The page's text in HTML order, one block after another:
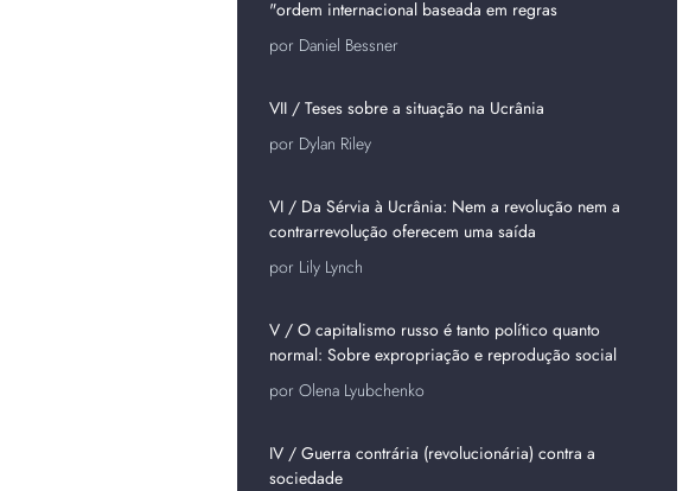
"ordem internacional baseada em regras
por Daniel Bessner
VII / Teses sobre a situação na Ucrânia
por Dylan Riley
VI / Da Sérvia à Ucrânia: Nem a revolução nem a
contrarrevolução oferecem uma saída
por Lily Lynch
V / O capitalismo russo é tanto político quanto
normal: Sobre expropriação e reprodução social
por Olena Lyubchenko
IV / Guerra contrária (revolucionária) contra a
sociedade